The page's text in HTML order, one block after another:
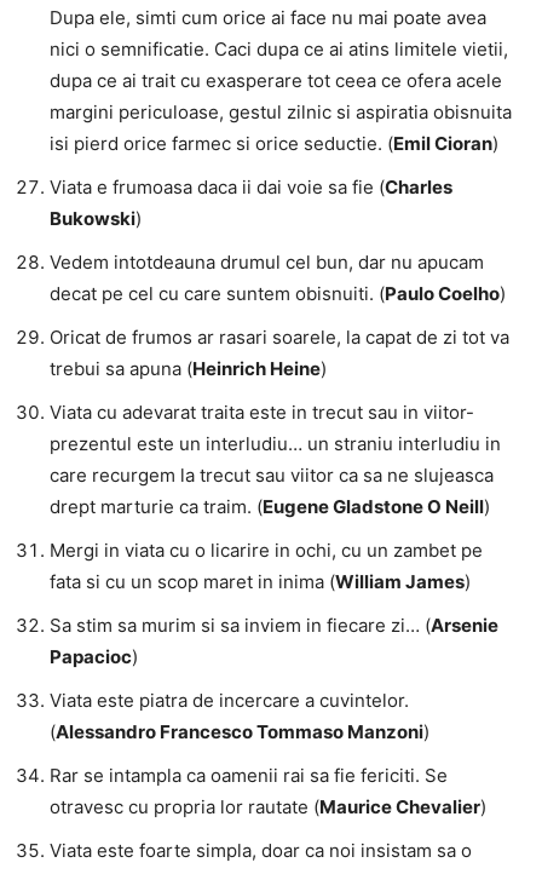
Dupa ele, simti cum orice ai face nu mai poate avea
nici o semnificatie. Caci dupa ce ai atins limitele vietii,
dupa ce ai trait cu exasperare tot ceea ce ofera acele
margini periculoase, gestul zilnic si aspiratia obisnuita
isi pierd orice farmec si orice seductie. (Emil Cioran)
Viata e frumoasa daca ii dai voie sa fie (Charles
Bukowski)
Vedem intotdeauna drumul cel bun, dar nu apucam
decat pe cel cu care suntem obisnuiti. (Paulo Coelho)
Oricat de frumos ar rasari soarele, la capat de zi tot va
trebui sa apuna (Heinrich Heine)
Viata cu adevarat traita este in trecut sau in viitor-
prezentul este un interludiu… un straniu interludiu in
care recurgem la trecut sau viitor ca sa ne slujeasca
drept marturie ca traim. (Eugene Gladstone O Neill)
Mergi in viata cu o licarire in ochi, cu un zambet pe
fata si cu un scop maret in inima (William James)
Sa stim sa murim si sa inviem in fiecare zi… (Arsenie
Papacioc)
Viata este piatra de incercare a cuvintelor.
(Alessandro Francesco Tommaso Manzoni)
Rar se intampla ca oamenii rai sa fie fericiti. Se
otravesc cu propria lor rautate (Maurice Chevalier)
Viata este foarte simpla, doar ca noi insistam sa o